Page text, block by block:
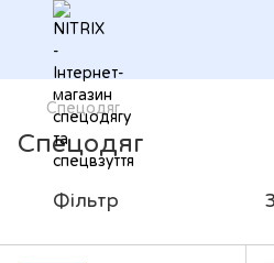
Спецодяг
Спецодяг
Фільтр